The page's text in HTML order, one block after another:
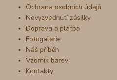
Ochrana osobních údajů
Nevyzvednutí zásilky
Doprava a platba
Fotogalerie
Náš příběh
Vzorník barev
Kontakty